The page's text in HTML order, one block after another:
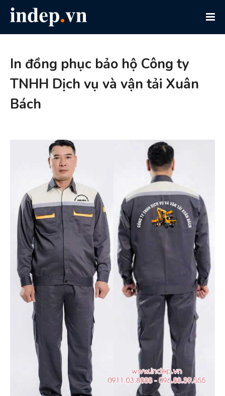
In đồng phục bảo hộ Công ty
TNHH Dịch vụ và vận tải Xuân
Bách